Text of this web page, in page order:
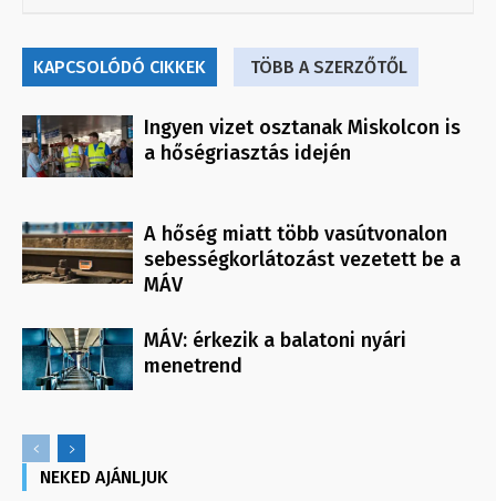
KAPCSOLÓDÓ CIKKEK TÖBB A SZERZŐTŐL
Ingyen vizet osztanak Miskolcon is
a hőségriasztás idején
A hőség miatt több vasútvonalon
sebességkorlátozást vezetett be a
MÁV
MÁV: érkezik a balatoni nyári
menetrend
NEKED AJÁNLJUK